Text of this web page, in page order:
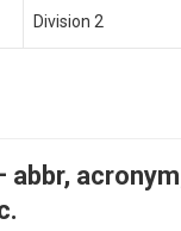
Division 2